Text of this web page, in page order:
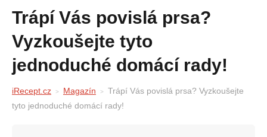
Trápí Vás povislá prsa?
Vyzkoušejte tyto
jednoduché domácí rady!
iRecept.cz Magazín
Trápí Vás povislá prsa? Vyzkoušejte
tyto jednoduché domácí rady!